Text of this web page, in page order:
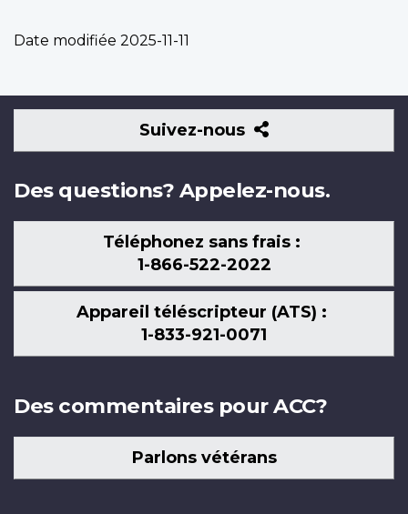
Date modifiée 2025-11-11
Suivez-nous
Suivez-
nous
Des questions? Appelez-nous.
Téléphonez sans frais :
1-866-522-2022
Appareil téléscripteur (ATS) :
1-833-921-0071
Des commentaires pour ACC?
Parlons vétérans